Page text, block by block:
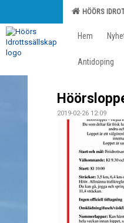
HÖÖRS
Hem
Antidoping
2019-02-26 12:09